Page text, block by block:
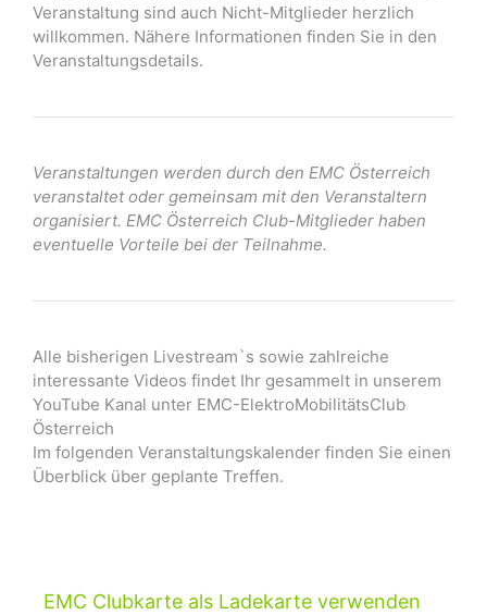
Veranstaltung sind auch Nicht-Mitglieder herzlich
willkommen. Nähere Informationen finden Sie in den
Veranstaltungsdetails.
Veranstaltungen werden durch den EMC Österreich
veranstaltet oder gemeinsam mit den Veranstaltern
organisiert. EMC Österreich Club-Mitglieder haben
eventuelle Vorteile bei der Teilnahme.
Alle bisherigen Livestream`s sowie zahlreiche
interessante Videos findet Ihr gesammelt in unserem
YouTube Kanal unter EMC-ElektroMobilitätsClub
Österreich
Im folgenden Veranstaltungskalender finden Sie einen
Überblick über geplante Treffen.
EMC Clubkarte als Ladekarte verwenden